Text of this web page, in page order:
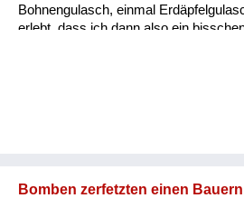
Bohnengulasch, einmal
erlebt, dass ich dann also ein
Bomben zerfetzten einen